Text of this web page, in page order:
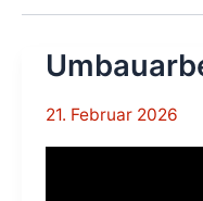
21. Februar 2026